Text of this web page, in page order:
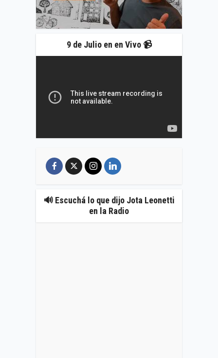
9 de Julio en en Vivo 📹
🔊 Escuchá lo que dijo Jota Leonetti
en la Radio